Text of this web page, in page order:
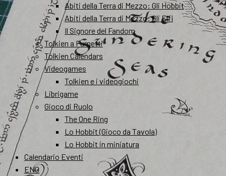
Abiti della Terra di Mezzo: Gli Hobbit
Abiti della Terra di Mezzo: Gli Elfi
Il Signore del Fandom
Tolkien a Fumetti
Tolkien Calendars
Videogames
Tolkien e i videogiochi
Librigame
Gioco di Ruolo
The One Ring
Lo Hobbit (Gioco da Tavola)
Lo Hobbit in miniatura
Calendario Eventi
ENG